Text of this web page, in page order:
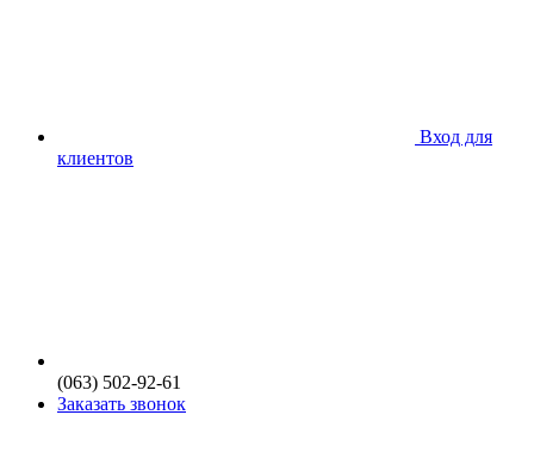
Вход для
клиентов
(063) 502-92-61
Заказать звонок